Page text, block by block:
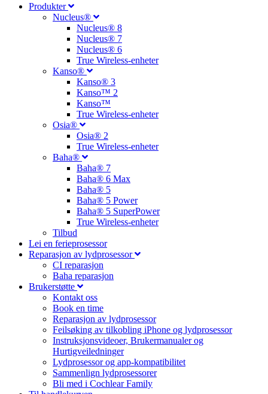
Produkter
Nucleus®
Nucleus® 8
Nucleus® 7
Nucleus® 6
True Wireless-enheter
Kanso®
Kanso® 3
Kanso™ 2
Kanso™
True Wireless-enheter
Osia®
Osia® 2
True Wireless-enheter
Baha®
Baha® 7
Baha® 6 Max
Baha® 5
Baha® 5 Power
Baha® 5 SuperPower
True Wireless-enheter
Tilbud
Lei en ferieprosessor
Reparasjon av lydprosessor
CI reparasjon
Baha reparasjon
Brukerstøtte
Kontakt oss
Book en time
Reparasjon av lydprosessor
Feilsøking av tilkobling iPhone og lydprosessor
Instruksjonsvideoer, Brukermanualer og
Hurtigveiledninger
Lydprosessor og app-kompatibilitet
Sammenlign lydprosessorer
Bli med i Cochlear Family